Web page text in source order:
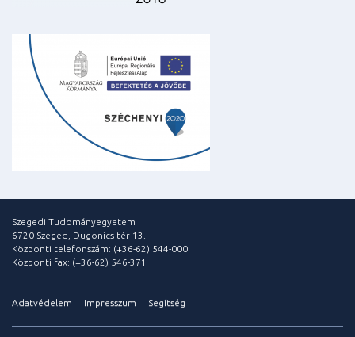
Szegedi Tudományegyetem
6720 Szeged, Dugonics tér 13.
Központi telefonszám: (+36-62) 544-000
Központi fax: (+36-62) 546-371
Adatvédelem Impresszum Segítség